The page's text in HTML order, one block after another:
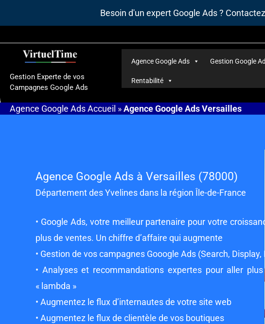
Besoin d'un expert Google Ads ?
au
Gestion Experte de vos
Campagnes Google Ads
Agence Google Ads Gestion Google
Rentabilité
Agence Google AdsAccueil »Agence Google Ads Versailles
Agence Google Ads à Versailles (78000)
Département des Yvelines dans la région Île-de-France
• Google Ads, votre meilleur partenaire pour votre
plus de ventes. Un chiffre d’affaire qui augmente
• Gestion de vos campagnes Gooogle Ads (Search,
• Analyses et recommandations expertes pour aller
« lambda »
• Augmentez le flux d’internautes de votre site web
• Augmentez le flux de clientèle de vos boutiques